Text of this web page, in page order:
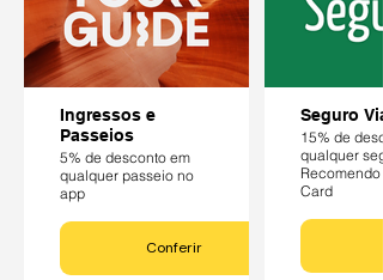
Ingressos e
Passeios
5% de desconto em
qualquer passeio no
app
Conferir
Seguro
15% de
qualquer
Recomendo
Card